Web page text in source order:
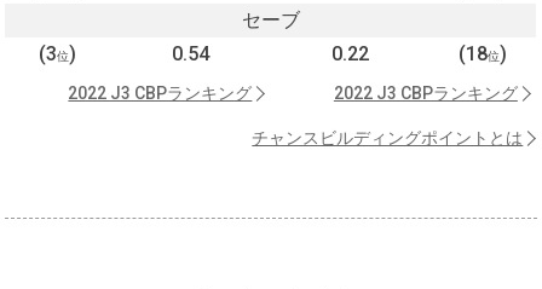
セーブ
(3位) 0.54 0.22 (18位)
2022 J3 CBPランキング 2022 J3 CBPランキング
チャンスビルディングポイントとは